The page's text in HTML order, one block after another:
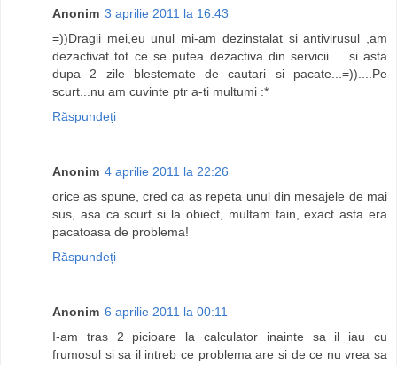
Anonim 3 aprilie 2011 la 16:43
=))Dragii mei,eu unul mi-am dezinstalat si antivirusul ,am
dezactivat tot ce se putea dezactiva din servicii ....si asta
dupa 2 zile blestemate de cautari si pacate...=))....Pe
scurt...nu am cuvinte ptr a-ti multumi :*
Răspundeți
Anonim 4 aprilie 2011 la 22:26
orice as spune, cred ca as repeta unul din mesajele de mai
sus, asa ca scurt si la obiect, multam fain, exact asta era
pacatoasa de problema!
Răspundeți
Anonim 6 aprilie 2011 la 00:11
I-am tras 2 picioare la calculator inainte sa il iau cu
frumosul si sa il intreb ce problema are si de ce nu vrea sa